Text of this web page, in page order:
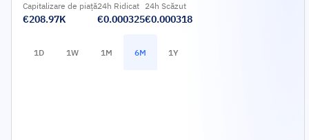
Capitalizare de piață
€208.97K
24h Ridicat
€0.000325
24h Scăzut
€0.000318
1D 1W 1M 6M 1Y